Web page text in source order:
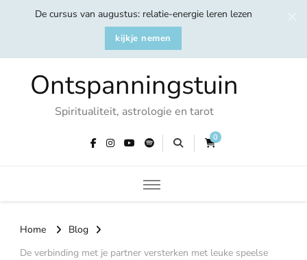
De cursus van augustus: relatie-energie leren lezen
kijkje nemen
Ontspanningstuin
Spiritualiteit, astrologie en tarot
0
Home
Blog
De verbinding met je partner versterken met leuke speelse